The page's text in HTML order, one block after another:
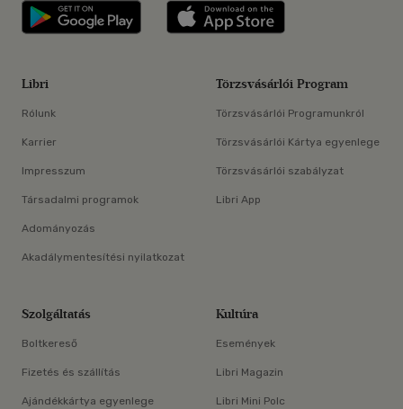
Libri applikáció Szerezd meg: Google
Libri
Rólunk
Karrier
Impresszum
Társadalmi programok
Adományozás
Akadálymentesítési nyilatkozat
Törzsvásárlói Program
Törzsvásárlói Programunkról
Törzsvásárlói Kártya egyenlege
Törzsvásárlói szabályzat
Libri App
Szolgáltatás
Boltkereső
Fizetés és szállítás
Ajándékkártya egyenlege
Kultúra
Események
Libri Magazin
Libri Mini Polc